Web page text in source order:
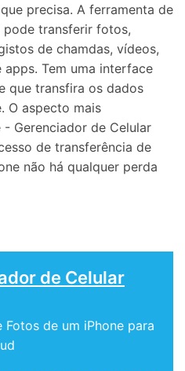
precisa. A ferramenta de
pode transferir fotos,
de chamdas, vídeos,
Tem uma interface
que transfira os dados
O aspecto mais
Gerenciador de Celular
de transferência de
não há qualquer perda
de Celular
de um iPhone para